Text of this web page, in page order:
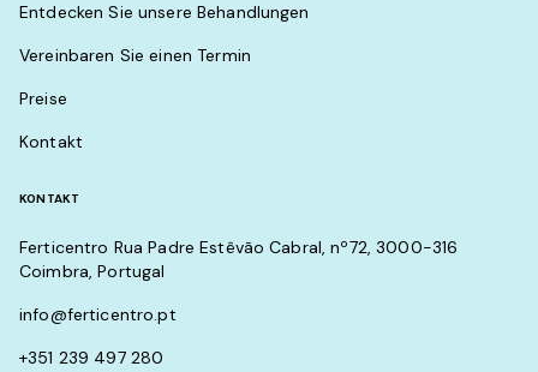
Entdecken Sie unsere Behandlungen
Vereinbaren Sie einen Termin
Preise
Kontakt
KONTAKT
Ferticentro Rua Padre Estêvão Cabral, nº72, 3000-316
Coimbra, Portugal
info@ferticentro.pt
+351 239 497 280